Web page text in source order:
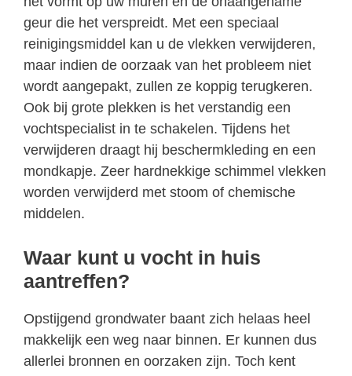
geur die het verspreidt. Met een speciaal
reinigingsmiddel kan u de vlekken verwijderen,
maar indien de oorzaak van het probleem niet
wordt aangepakt, zullen ze koppig terugkeren.
Ook bij grote plekken is het verstandig een
vochtspecialist in te schakelen. Tijdens het
verwijderen draagt hij beschermkleding en een
mondkapje. Zeer hardnekkige schimmel vlekken
worden verwijderd met stoom of chemische
middelen.
Waar kunt u vocht in huis
aantreffen?
Opstijgend grondwater baant zich helaas heel
makkelijk een weg naar binnen. Er kunnen dus
allerlei bronnen en oorzaken zijn. Toch kent